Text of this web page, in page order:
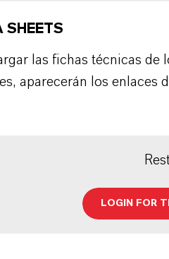
SHEETS
las fichas técnicas
aparecerán los enlaces
LOGIN FOR